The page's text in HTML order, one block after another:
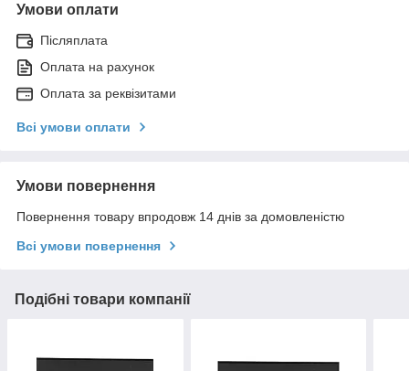
Умови оплати
Післяплата
Оплата на рахунок
Оплата за реквізитами
Всі умови оплати
Умови повернення
Повернення товару впродовж 14 днів за домовленістю
Всі умови повернення
Подібні товари компанії